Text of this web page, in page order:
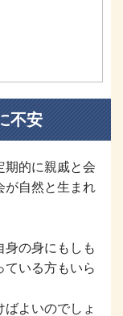
不安
期的に親戚と会
が自然と生まれ
身の身にもしも
ている方もいら
よいのでしょ